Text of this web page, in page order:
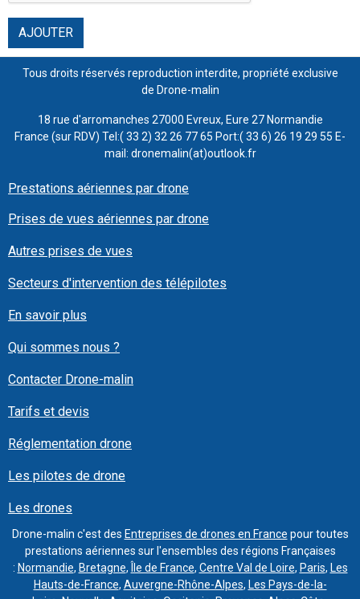
AJOUTER
Tous droits réservés reproduction interdite, propriété exclusive
de Drone-malin
18 rue d'arromanches 27000 Evreux, Eure 27 Normandie
France (sur RDV) Tel:( 33 2) 32 26 77 65 Port:( 33 6) 26 19 29 55 E-
mail: dronemalin(at)outlook.fr
Prestations aériennes par drone
Prises de vues aériennes par drone
Autres prises de vues
Secteurs d'intervention des télépilotes
En savoir plus
Qui sommes nous ?
Contacter Drone-malin
Tarifs et devis
Réglementation drone
Les pilotes de drone
Les drones
Drone-malin c'est des Entreprises de drones en France pour toutes
prestations aériennes sur l'ensembles des régions Françaises
: Normandie, Bretagne, Île de France, Centre Val de Loire, Paris, Les
Hauts-de-France, Auvergne-Rhône-Alpes, Les Pays-de-la-